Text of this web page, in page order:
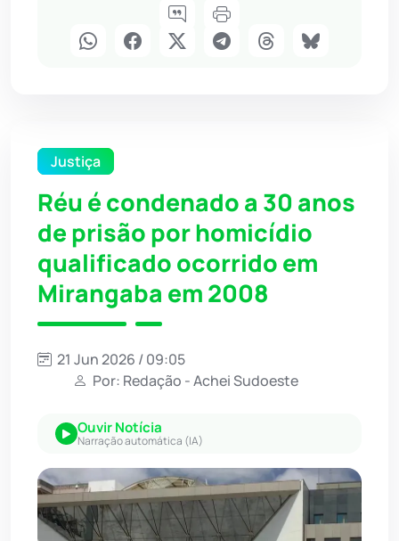
Justiça
Réu é condenado a 30 anos
de prisão por homicídio
qualificado ocorrido em
Mirangaba em 2008
21 Jun 2026 / 09:05
Por: Redação - Achei Sudoeste
Ouvir Notícia
Narração automática (IA)